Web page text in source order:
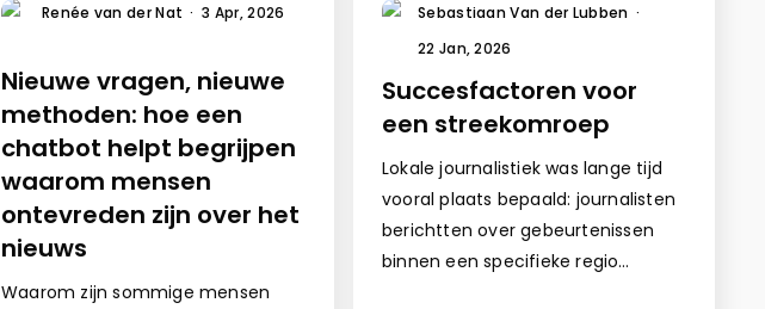
Renée van der Nat · 3 Apr, 2026
Nieuwe vragen, nieuwe
methoden: hoe een
chatbot helpt begrijpen
waarom mensen
ontevreden zijn over het
nieuws
Waarom zijn sommige mensen
Sebastiaan Van der Lubben ·
22 Jan, 2026
Succesfactoren voor
een streekomroep
Lokale journalistiek was lange tijd
vooral plaats bepaald: journalisten
berichtten over gebeurtenissen
binnen een specifieke regio…